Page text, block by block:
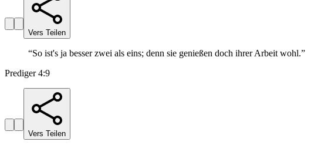
Vers Teilen
“So ist's ja besser zwei als eins; denn sie genießen doch ihrer Arbeit wohl.”
Prediger 4:9
Vers Teilen